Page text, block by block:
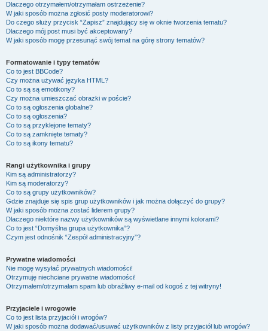
Dlaczego otrzymałem/otrzymałam ostrzeżenie?
W jaki sposób można zgłosić posty moderatorowi?
Do czego służy przycisk “Zapisz” znajdujący się w oknie tworzenia tematu?
Dlaczego mój post musi być akceptowany?
W jaki sposób mogę przesunąć swój temat na górę strony tematów?
Formatowanie i typy tematów
Co to jest BBCode?
Czy można używać języka HTML?
Co to są są emotikony?
Czy można umieszczać obrazki w poście?
Co to są ogłoszenia globalne?
Co to są ogłoszenia?
Co to są przyklejone tematy?
Co to są zamknięte tematy?
Co to są ikony tematu?
Rangi użytkownika i grupy
Kim są administratorzy?
Kim są moderatorzy?
Co to są grupy użytkowników?
Gdzie znajduje się spis grup użytkowników i jak można dołączyć do grupy?
W jaki sposób można zostać liderem grupy?
Dlaczego niektóre nazwy użytkowników są wyświetlane innymi kolorami?
Co to jest “Domyślna grupa użytkownika”?
Czym jest odnośnik “Zespół administracyjny”?
Prywatne wiadomości
Nie mogę wysyłać prywatnych wiadomości!
Otrzymuję niechciane prywatne wiadomości!
Otrzymałem/otrzymałam spam lub obraźliwy e-mail od kogoś z tej witryny!
Przyjaciele i wrogowie
Co to jest lista przyjaciół i wrogów?
W jaki sposób można dodawać/usuwać użytkowników z listy przyjaciół lub wrogów?